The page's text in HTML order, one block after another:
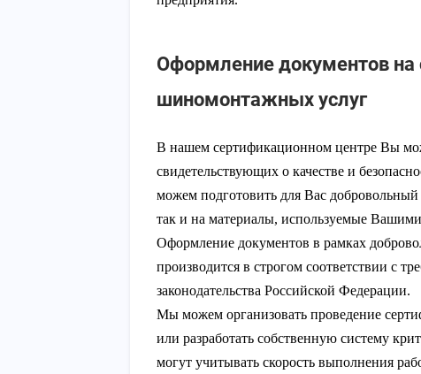
Оформление документов
шиномонтажных услуг
В нашем сертификационном центре Вы
свидетельствующих о качестве и
можем подготовить для Вас
так и на материалы, используемые
Оформление документов в рамках
производится в строгом соответствии с
законодательства Российской Федерации.
Мы можем организовать проведение
или разработать собственную систему
могут учитывать скорость выполнения